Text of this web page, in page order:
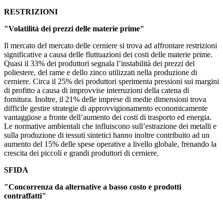
RESTRIZIONI
"Volatilità dei prezzi delle materie prime"
Il mercato del mercato delle cerniere si trova ad affrontare restrizioni
significative a causa delle fluttuazioni dei costi delle materie prime.
Quasi il 33% dei produttori segnala l’instabilità dei prezzi del
poliestere, del rame e dello zinco utilizzati nella produzione di
cerniere. Circa il 25% dei produttori sperimenta pressioni sui margini
di profitto a causa di improvvise interruzioni della catena di
fornitura. Inoltre, il 21% delle imprese di medie dimensioni trova
difficile gestire strategie di approvvigionamento economicamente
vantaggiose a fronte dell’aumento dei costi di trasporto ed energia.
Le normative ambientali che influiscono sull’estrazione dei metalli e
sulla produzione di tessuti sintetici hanno inoltre contribuito ad un
aumento del 15% delle spese operative a livello globale, frenando la
crescita dei piccoli e grandi produttori di cerniere.
SFIDA
"Concorrenza da alternative a basso costo e prodotti
contraffatti"